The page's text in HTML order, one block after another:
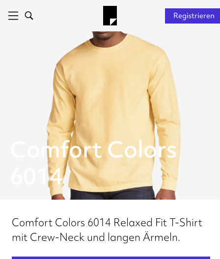
Registrieren
Comfort Colors
6014
Comfort Colors 6014 Relaxed Fit T-Shirt
mit Crew-Neck und langen Ärmeln.